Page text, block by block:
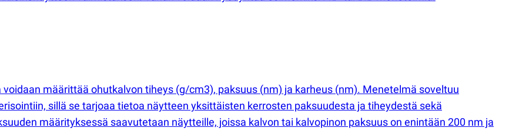
voidaan määrittää ohutkalvon tiheys (g/cm3), paksuus (nm) ja karheus (nm). Menetelmä soveltuu
sillä se tarjoaa tietoa näytteen yksittäisten kerrosten paksuudesta ja tiheydestä sekä
määrityksessä saavutetaan näytteille, joissa kalvon tai kalvopinon paksuus on enintään 200 nm ja